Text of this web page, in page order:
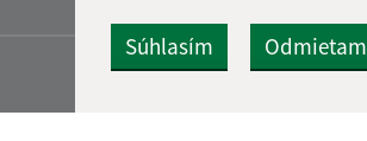
Súhlasím Odmietam